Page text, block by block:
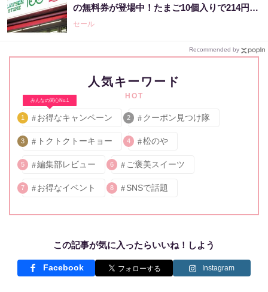
の無料券が登場中！たまご10個入りで214円な
どのお得企画も見逃せない。
セール
Recommended by
人気キーワード
HOT
みんなの関心No.1
1 お得なキャンペーン 2 クーポン見つけ隊
3 トクトクトーキョー 4 松のや
5 編集部レビュー 6 ご褒美スイーツ
7 お得なイベント 8 SNSで話題
この記事が気に入ったらいいね！しよう
Facebook Instagram